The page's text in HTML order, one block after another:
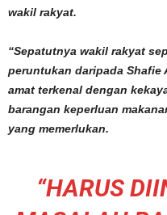
wakil rakyat.
“Sepatutnya wakil rakyat
peruntukan daripada Shafie
amat terkenal dengan
barangan keperluan
yang memerlukan.
“HARUS